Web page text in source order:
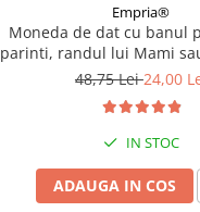
Empria®
Moneda de dat cu banul
parinti, randul lui Mami
cadou amuzant
48,75 Lei24,00
IN STOC
ADAUGA IN COS